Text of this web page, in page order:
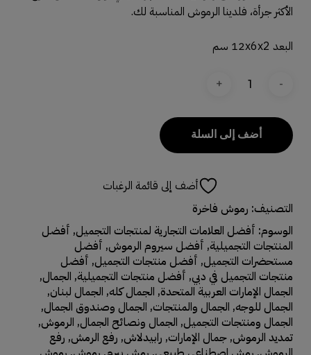
الأكثر جرأة، فلدينا الرموش المناسبة لك.
البعد 12x6x2 سم
أضف إلى السلة
أضف إلى قائمة الرغبات
التصنيف: رموش فاخرة
الوسوم: أفضل العلامات التجارية لمنتجات التجميل, أفضل
المنتجات التجميلية, أفضل سيروم الرموش, أفضل
مستحضرات التجميل, أفضل منتجات التجميل, أفضل
منتجات التجميل في دبي, أفضل منتجات التجميلية, الجمال,
الجمال الإمارات العربية المتحدة, الجمال كله, الجمال لبنان,
الجمال للوجه, الجمال والمنتجات, الجمال وصندوق الجمال,
الجمال ومنتجات التجميل, الجمال ونصائح الجمال, الرموش,
تمديد الرموش, جمال الإمارات, رابيدلاش, رفع الرمش, رفع